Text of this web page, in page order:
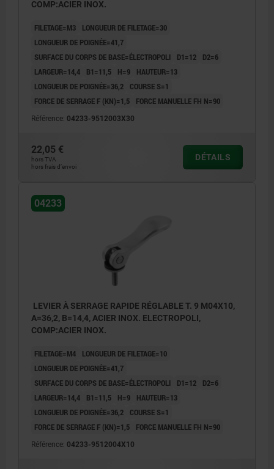
COMP:ACIER INOX.
FILETAGE=M3
LONGUEUR DE FILETAGE=30
LONGUEUR DE POIGNÉE=41,7
SURFACE DU CORPS DE BASE=ÉLECTROPOLI
D1=12
D2=6
LARGEUR=14,4
B1=11,5 H=9
HAUTEUR=13
LONGUEUR DE POIGNÉE=36,2
COURSE S=1
FORCE DE SERRAGE F (KN)=1,5
FORCE MANUELLE FH N=90
Référence: 04233-9512003X30
22,05 €
hors TVA
hors frais d’envoi
DÉTAILS
04233
LEVIER À SERRAGE RAPIDE RÉGLABLE T. 9 M04X10,
A=36,2, B=14,4, ACIER INOX. ELECTROPOLI,
COMP:ACIER INOX.
FILETAGE=M4
LONGUEUR DE FILETAGE=10
LONGUEUR DE POIGNÉE=41,7
SURFACE DU CORPS DE BASE=ÉLECTROPOLI
D1=12
D2=6
LARGEUR=14,4
B1=11,5 H=9
HAUTEUR=13
LONGUEUR DE POIGNÉE=36,2
COURSE S=1
FORCE DE SERRAGE F (KN)=1,5
FORCE MANUELLE FH N=90
Référence: 04233-9512004X10